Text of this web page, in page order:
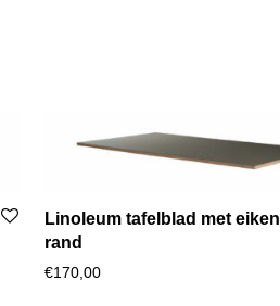
Linoleum tafelblad met eiken
rand
€170,00